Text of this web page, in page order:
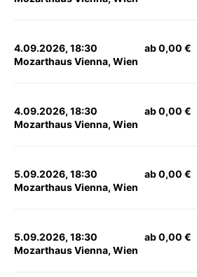
4.09.2026, 18:30
Mozarthaus Vienna, Wien
ab 0,00 €
4.09.2026, 18:30
Mozarthaus Vienna, Wien
ab 0,00 €
5.09.2026, 18:30
Mozarthaus Vienna, Wien
ab 0,00 €
5.09.2026, 18:30
Mozarthaus Vienna, Wien
ab 0,00 €